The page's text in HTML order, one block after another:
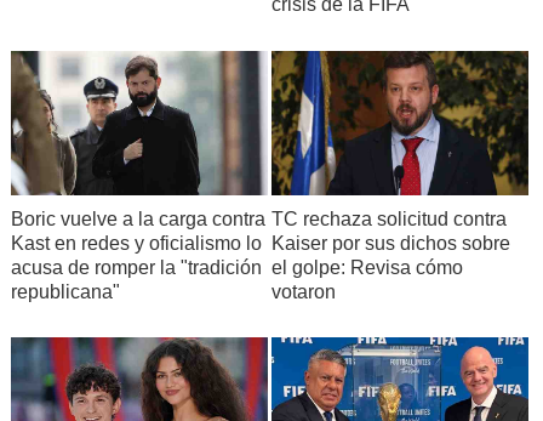
crisis de la FIFA
Boric vuelve a la carga contra
Kast en redes y oficialismo lo
acusa de romper la "tradición
republicana"
TC rechaza solicitud contra
Kaiser por sus dichos sobre
el golpe: Revisa cómo
votaron